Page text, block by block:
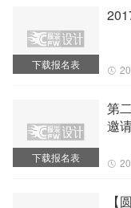
下载报名表
下载报名表
第
邀
【